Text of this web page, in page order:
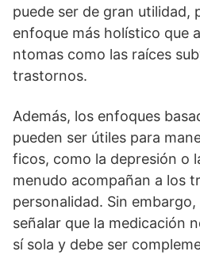
puede ser de gran utilidad,
enfoque más holí­stico que
ntomas como las raí­ces
trastornos.
Además, los enfoques
pueden ser útiles para
ficos, como la depresión o
menudo acompañan a los
personalidad. Sin
señalar que la medicación
sí­ sola y debe ser